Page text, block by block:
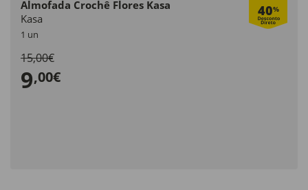
Almofada Crochê Flores Kasa 40%
Kasa
1 un
15,00€
9,00€